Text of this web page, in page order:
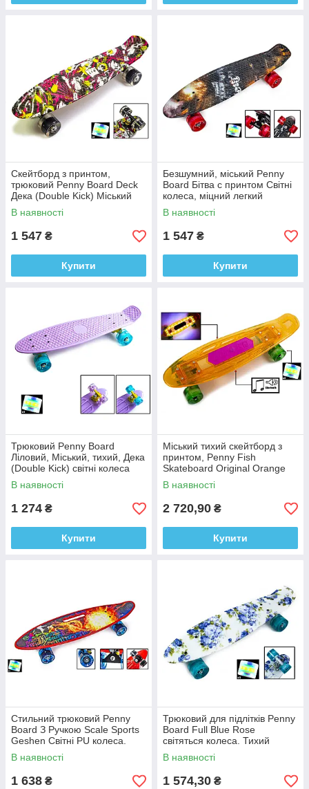
Скейтборд з принтом,
трюковий Penny Board Deck
Дека (Double Kick) Міський
Безшумний світні колеса
В наявності
1 547 ₴
Купити
Безшумний, міський Penny
Board Бітва с принтом Світні
колеса, міцний легкий
В наявності
1 547 ₴
Купити
Трюковий Penny Board
Ліловий, Міський, тихий, Дека
(Double Kick) світні колеса
В наявності
1 274 ₴
Купити
Міський тихий скейтборд з
принтом, Penny Fish
Skateboard Original Orange
Музична та світна дека
В наявності
2 720,90 ₴
Купити
Стильний трюковий Penny
Board З Ручкою Scale Sports
Geshen Світні PU колеса.
Міський, легкий та
безшумний
В наявності
1 638 ₴
Трюковий для підлітків Penny
Board Full Blue Rose
світяться колеса. Тихий
скейтборд з міським принтом
В наявності
1 574,30 ₴